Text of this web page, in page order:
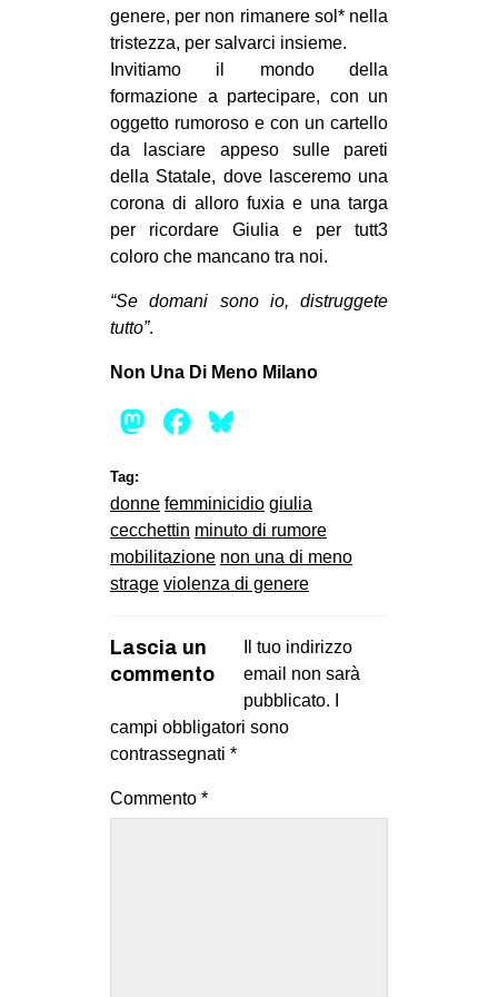
in
Fb
tw
bsky
genere, per non rimanere sol* nella
tristezza, per salvarci insieme.
Invitiamo il mondo della
formazione a partecipare, con un
oggetto rumoroso e con un cartello
da lasciare appeso sulle pareti
della Statale, dove lasceremo una
corona di alloro fuxia e una targa
per ricordare Giulia e per tutt3
coloro che mancano tra noi.
“Se domani sono io, distruggete
tutto”.
Non Una Di Meno Milano
Mastodon
Facebook
Tag:
donne femminicidio giulia
cecchettin minuto di rumore
mobilitazione non una di meno
strage violenza di genere
Lascia un
commento
Il tuo indirizzo
email non sarà
pubblicato.
campi obbligatori sono
contrassegnati *
Commento *